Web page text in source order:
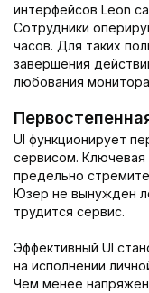
интерфейсов Leon
Сотрудники
часов. Для таких
завершения
любования
UI функционирует
сервисом. Ключевая
предельно
Юзер не вынужден
трудится сервис.
Эффективный UI
на исполнении
Чем менее